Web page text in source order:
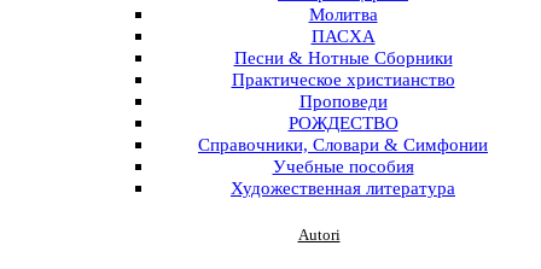
Молитва
ПАСХА
Песни & Нотные Сборники
Практическое христианство
Проповеди
РОЖДЕСТВО
Справочники, Словари & Симфонии
Учебные пособия
Художественная литература
Autori